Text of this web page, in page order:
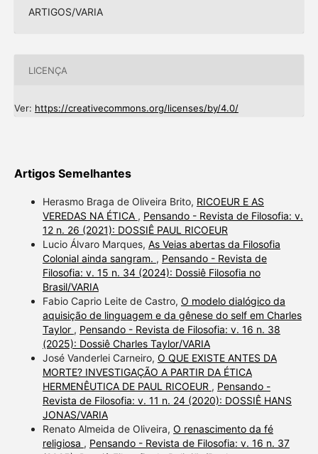
ARTIGOS/VARIA
LICENÇA
Ver: https://creativecommons.org/licenses/by/4.0/
Artigos Semelhantes
Herasmo Braga de Oliveira Brito, RICOEUR E AS
VEREDAS NA ÉTICA , Pensando - Revista de Filosofia: v.
12 n. 26 (2021): DOSSIÊ PAUL RICOEUR
Lucio Álvaro Marques, As Veias abertas da Filosofia
Colonial ainda sangram. , Pensando - Revista de
Filosofia: v. 15 n. 34 (2024): Dossiê Filosofia no
Brasil/VARIA
Fabio Caprio Leite de Castro, O modelo dialógico da
aquisição de linguagem e da gênese do self em Charles
Taylor , Pensando - Revista de Filosofia: v. 16 n. 38
(2025): Dossiê Charles Taylor/VARIA
José Vanderlei Carneiro, O QUE EXISTE ANTES DA
MORTE? INVESTIGAÇÃO A PARTIR DA ÉTICA
HERMENÊUTICA DE PAUL RICOEUR , Pensando -
Revista de Filosofia: v. 11 n. 24 (2020): DOSSIÊ HANS
JONAS/VARIA
Renato Almeida de Oliveira, O renascimento da fé
religiosa , Pensando - Revista de Filosofia: v. 16 n. 37